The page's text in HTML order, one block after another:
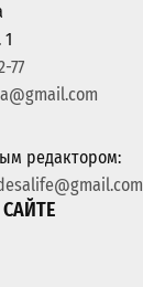
77
редактором: